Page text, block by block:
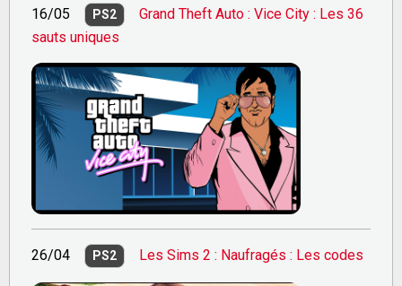
16/05 PS2
Grand Theft Auto : Vice City : Les 36
sauts uniques
26/04 PS2 Les Sims 2 : Naufragés : Les codes